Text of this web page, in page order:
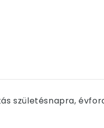
születésnapra,